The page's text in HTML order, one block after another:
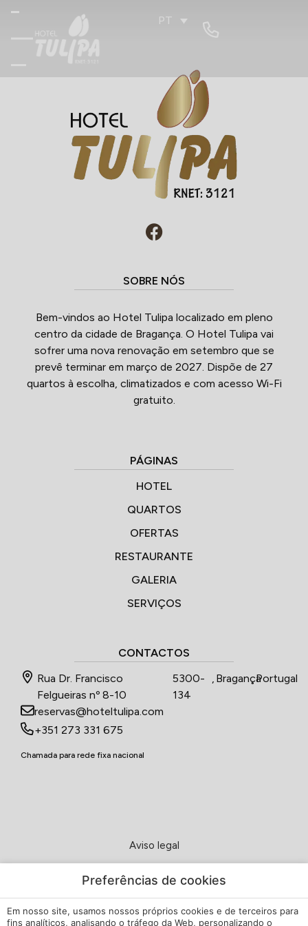
PT
SOBRE NÓS
Bem-vindos ao Hotel Tulipa localizado em pleno
centro da cidade de Bragança. O Hotel Tulipa vai
sofrer uma nova renovação em setembro que se
prevê terminar em março de 2027. Dispõe de 27
quartos à escolha, climatizados e com acesso Wi-Fi
gratuito.
PÁGINAS
HOTEL
QUARTOS
OFERTAS
RESTAURANTE
GALERIA
SERVIÇOS
CONTACTOS
Rua Dr. Francisco
Felgueiras nº 8-10
5300-
134
, Bragança
,Portugal
reservas@hoteltulipa.com
+351 273 331 675
Chamada para rede fixa nacional
Aviso legal
Política de Privacidade
Política de cookies
Preferências de cookies
Em nosso site, usamos nossos próprios cookies e de terceiros para
fins analíticos, analisando o tráfego da Web, personalizando o